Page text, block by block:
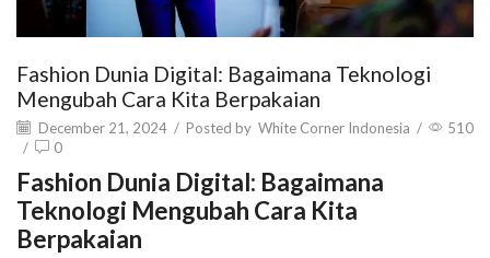
Fashion Dunia Digital: Bagaimana Teknologi
Mengubah Cara Kita Berpakaian
December 21, 2024 / Posted by White Corner Indonesia /
510
/
0
Fashion Dunia Digital: Bagaimana
Teknologi Mengubah Cara Kita
Berpakaian